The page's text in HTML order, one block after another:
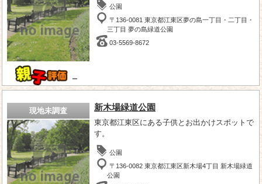
－
公園
〒136-0081 東京都江東区夢の島一丁目・二丁目・
三丁目 夢の島緑道公園
03-5569-8672
現地未調査 新木場緑道公園
東京都江東区にある子供とお出かけスポットで
す。
公園
〒136-0082 東京都江東区新木場4丁目 新木場緑道
公園